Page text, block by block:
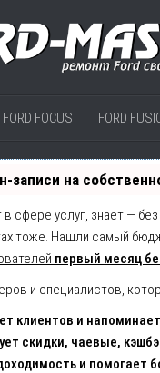
FORD FOCUS FORD
записи на
в сфере услуг, знает —
тоже. Нашли самый
первый месяц
и специалистов,
клиентов и
скидки, чаевые,
и помогает